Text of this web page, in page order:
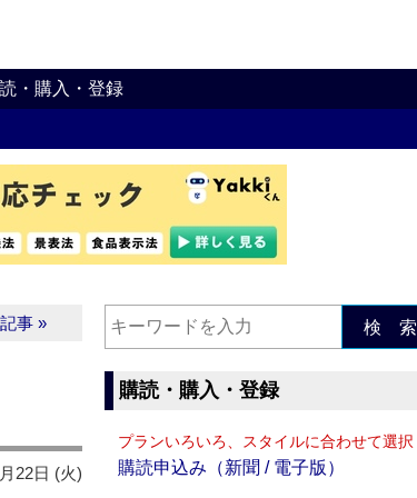
・購入・登録
事 »
22日 (火)
検 索
購読・購入・登録
プランいろいろ、スタイルに合わせて選択
購読申込み（新聞 / 電子版）